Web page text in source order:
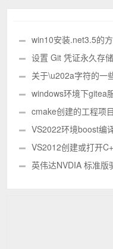
win10安装.net3.5的
设置 Git 凭证永久存储
关于\u202a字符的一
示文件不存在|复制的文
windows环境下gitea
cmake创建的工程项
VS2022环境boost编
用|LNK2001无法解析的
VS2012创建或打开
英伟达NVDIA 标准版